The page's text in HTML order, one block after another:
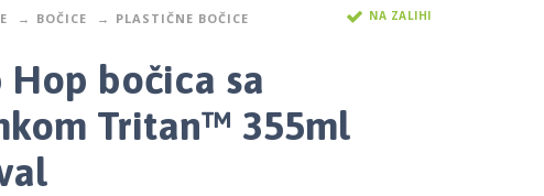
BOČICE PLASTIČNE BOČICE NA ZALIHI
Hop bočica sa
Tritan™ 355ml